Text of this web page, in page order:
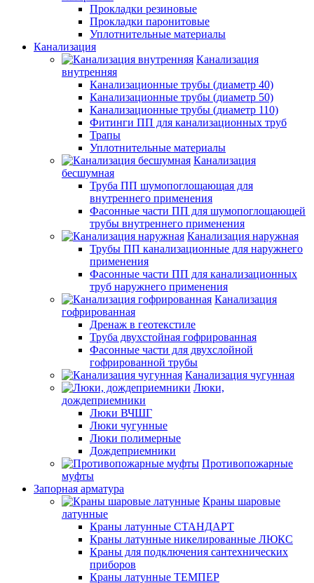
Прокладки резиновые
Прокладки паронитовые
Уплотнительные материалы
Канализация
Канализация
внутренняя
Канализационные трубы (диаметр 40)
Канализационные трубы (диаметр 50)
Канализационные трубы (диаметр 110)
Фитинги ПП для канализационных труб
Трапы
Уплотнительные материалы
Канализация
бесшумная
Труба ПП шумопоглощающая для
внутреннего применения
Фасонные части ПП для шумопоглощающей
трубы внутреннего применения
Канализация наружная
Трубы ПП канализационные для наружнего
применения
Фасонные части ПП для канализационных
труб наружнего применения
Канализация
гофрированная
Дренаж в геотекстиле
Труба двухстойная гофрированная
Фасонные части для двухслойной
гофрированной трубы
Канализация чугунная
Люки,
дождеприемники
Люки ВЧШГ
Люки чугунные
Люки полимерные
Дождеприемники
Противопожарные
муфты
Запорная арматура
Краны шаровые
латунные
Краны латунные СТАНДАРТ
Краны латунные никелированные ЛЮКС
Краны для подключения сантехнических
приборов
Краны латунные ТЕМПЕР